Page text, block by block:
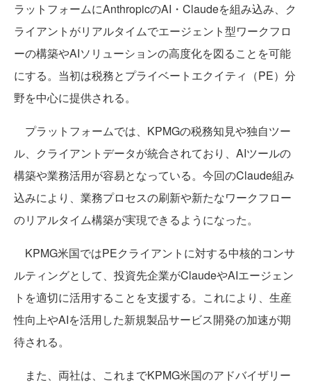
ラットフォームにAnthropicのAI・Claudeを組み込み、ク
ライアントがリアルタイムでエージェント型ワークフロ
ーの構築やAIソリューションの高度化を図ることを可能
にする。当初は税務とプライベートエクイティ（PE）分
野を中心に提供される。
プラットフォームでは、KPMGの税務知見や独自ツー
ル、クライアントデータが統合されており、AIツールの
構築や業務活用が容易となっている。今回のClaude組み
込みにより、業務プロセスの刷新や新たなワークフロー
のリアルタイム構築が実現できるようになった。
KPMG米国ではPEクライアントに対する中核的コンサ
ルティングとして、投資先企業がClaudeやAIエージェン
トを適切に活用することを支援する。これにより、生産
性向上やAIを活用した新規製品サービス開発の加速が期
待される。
また、両社は、これまでKPMG米国のアドバイザリー